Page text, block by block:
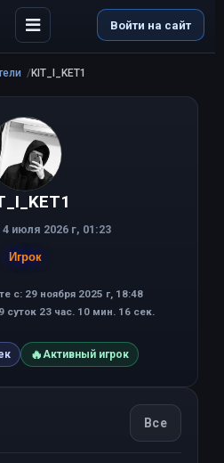
Войти на сайт
KIT_I_KET1
июля 2026 г, 01:23
Игрок
с: 29 ноября 2025 г, 18:48
суток 23 час. 10 мин. 16 сек.
🔥Активный игрок
Все